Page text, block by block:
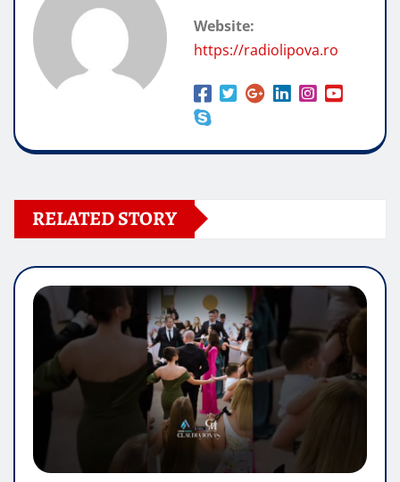
Website:
https://radiolipova.ro
RELATED STORY